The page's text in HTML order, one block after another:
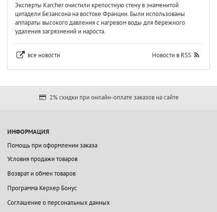
Эксперты Karcher очистили крепостную стену в знаменитой
цитадели Безансона на востоке Франции. Были использованы
аппараты высокого давления с нагревом воды для бережного
удаления загрязнений и нароста.
все новости Новости в RSS
2% скидки при онлайн-оплате заказов на сайте
ИНФОРМАЦИЯ
Помощь при оформлении заказа
Условия продажи товаров
Возврат и обмен товаров
Программа Керхер Бонус
Соглашение о персональных данных